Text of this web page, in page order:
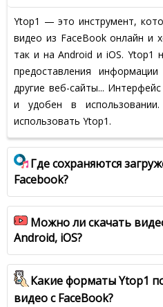
Ytop1 — это инструмент,
видео из FaceBook онлайн и
так и на Android и iOS. Ytop1
предоставления
другие веб-сайты...
и удобен в
использовать Ytop1.
Где сохраняются
Facebook?
Можно ли скачать
Android, iOS?
Какие форматы Ytop1
видео с FaceBook?